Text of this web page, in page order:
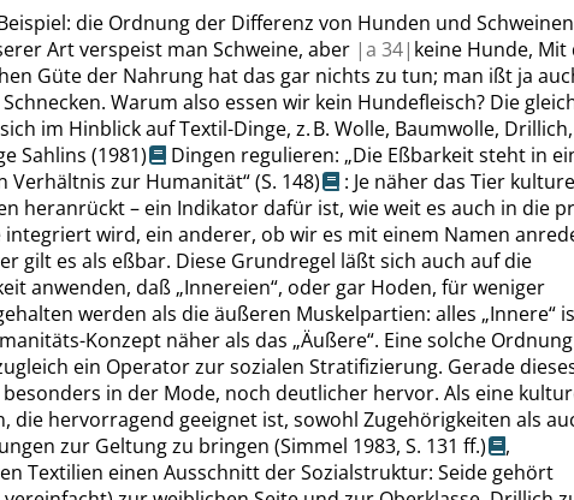
die Ordnung der Differenz von Hunden und
Art verspeist man Schweine, aber |a 34| keine Hunde, Mit
Güte der Nahrung hat das gar nichts zu tun; man ißt ja
Schnecken. Warum also essen wir kein Hundefleisch? Die
im Hinblick auf Textil-Dinge, z. B. Wolle, Baumwolle,
Sahlins (1981) Dingen regulieren: „Die Eßbarkeit steht in
Verhältnis zur Humanität“(S. 148)
: Je näher das Tier
heranrückt – ein Indikator dafür ist, wie weit es auch in die
integriert wird, ein anderer, ob wir es mit einem Namen
gilt es als eßbar. Diese Grundregel läßt sich auch auf die
anwenden, daß „Innereien“, oder gar Hoden, für weniger
werden als die äußeren Muskelpartien: alles „Innere“
Konzept näher als das „Äußere“. Eine solche
ein Operator zur sozialen Stratifizierung. Gerade
besonders in der Mode, noch deutlicher hervor. Als eine
die hervorragend geeignet ist, sowohl Zugehörigkeiten als
zur Geltung zu bringen (Simmel 1983, S. 131 ff.)
,
Textilien einen Ausschnitt der Sozialstruktur: Seide gehört